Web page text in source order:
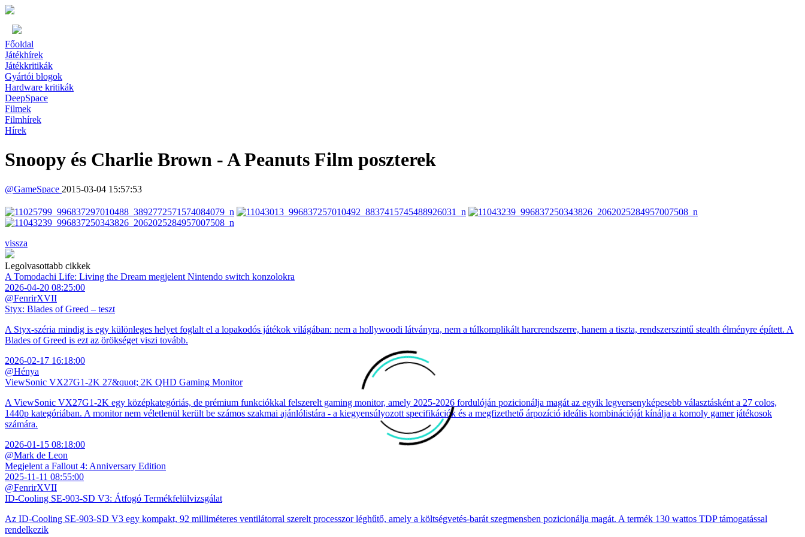
Főoldal
Játékhírek
Játékkritikák
Gyártói blogok
Hardware kritikák
DeepSpace
Filmek
Filmhírek
Hírek
Snoopy és Charlie Brown - A Peanuts Film poszterek
@GameSpace 2015-03-04 15:57:53
vissza
Legolvasottabb cikkek
A Tomodachi Life: Living the Dream megjelent Nintendo switch konzolokra
2026-04-20 08:25:00
@FenrirXVII
Styx: Blades of Greed – teszt
A Styx-széria mindig is egy különleges helyet foglalt el a lopakodós játékok világában: nem a hollywoodi látványra, nem a túlkomplikált harcrendszerre, hanem a tiszta, rendszerszintű stealth élményre épített. A
Blades of Greed is ezt az örökséget viszi tovább.
2026-02-17 16:18:00
@Hénya
ViewSonic VX27G1-2K 27&quot; 2K QHD Gaming Monitor
A ViewSonic VX27G1-2K egy középkategóriás, de prémium funkciókkal felszerelt gaming monitor, amely 2025-2026 fordulóján pozicionálja magát az egyik legversenyképesebb választásként a 27 colos,
1440p kategóriában. A monitor nem véletlenül került be számos szakmai ajánlólistára - a kiegyensúlyozott specifikációk és a megfizethető árpozíció ideális kombinációját kínálja a komoly gamer játékosok
számára.
2026-01-15 08:18:00
@Mark de Leon
Megjelent a Fallout 4: Anniversary Edition
2025-11-11 08:55:00
@FenrirXVII
ID-Cooling SE-903-SD V3: Átfogó Termékfelülvizsgálat
Az ID-Cooling SE-903-SD V3 egy kompakt, 92 milliméteres ventilátorral szerelt processzor léghűtő, amely a költségvetés-barát szegmensben pozicionálja magát. A termék 130 wattos TDP támogatással
rendelkezik